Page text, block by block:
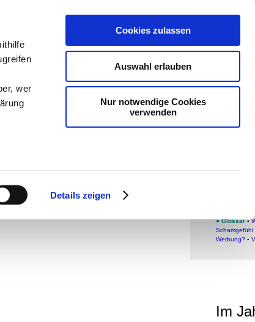
wer
Details zeigen
Cookies zulassen
Auswahl erlauben
Nur notwendige Cookies
verwenden
-Projekte
●Glossar▪
Schamgefühl
Werbung? ▪
Im